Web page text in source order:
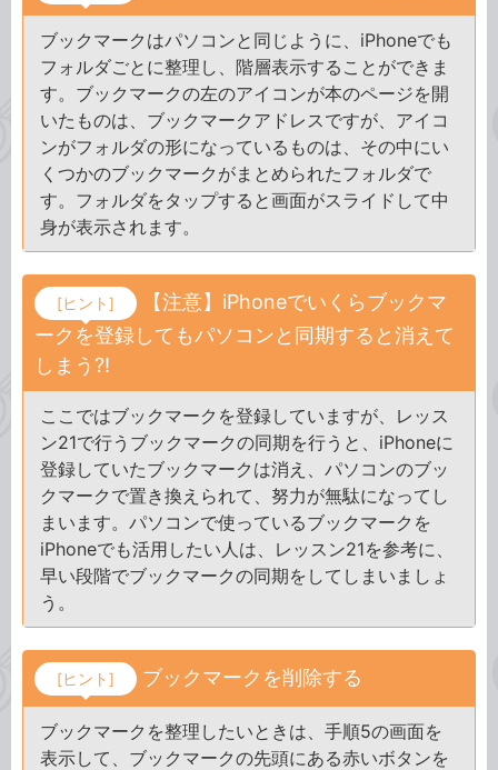
ブックマークはパソコンと同じように、iPhoneでも
フォルダごとに整理し、階層表示することができま
す。ブックマークの左のアイコンが本のページを開
いたものは、ブックマークアドレスですが、アイコ
ンがフォルダの形になっているものは、その中にい
くつかのブックマークがまとめられたフォルダで
す。フォルダをタップすると画面がスライドして中
身が表示されます。
[ヒント]
【注意】iPhoneでいくらブックマ
ークを登録してもパソコンと同期すると消えて
しまう?!
ここではブックマークを登録していますが、レッス
ン21で行うブックマークの同期を行うと、iPhoneに
登録していたブックマークは消え、パソコンのブッ
クマークで置き換えられて、努力が無駄になってし
まいます。パソコンで使っているブックマークを
iPhoneでも活用したい人は、レッスン21を参考に、
早い段階でブックマークの同期をしてしまいましょ
う。
[ヒント] ブックマークを削除する
ブックマークを整理したいときは、手順5の画面を
表示して、ブックマークの先頭にある赤いボタンを